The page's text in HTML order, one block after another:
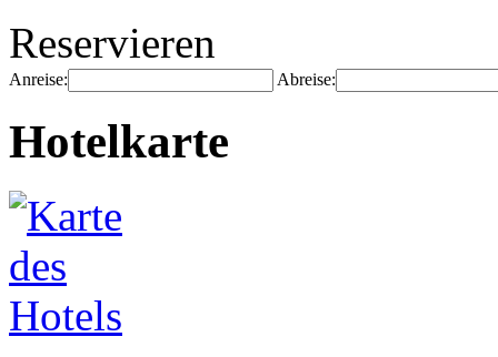
Reservieren
Anreise: Abreise:
Hotelkarte